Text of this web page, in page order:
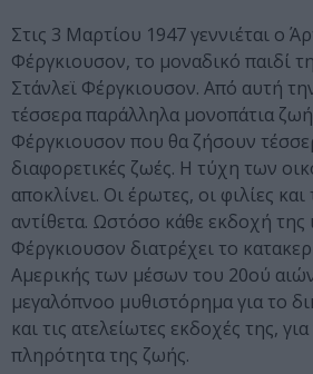
Στις 3 Μαρτίου 1947 γεννιέται ο
Φέργκιουσον, το μοναδικό παιδί
Στάνλεϊ Φέργκιουσον. Από αυτή
τέσσερα παράλληλα μονοπάτια
Φέργκιουσον που θα ζήσουν
διαφορετικές ζωές. Η τύχη των
αποκλίνει. Οι έρωτες, οι φιλίες
αντίθετα. Ωστόσο κάθε εκδοχή της
Φέργκιουσον διατρέχει το
Αμερικής των μέσων του 20ού
μεγαλόπνοο μυθιστόρημα για το
και τις ατελείωτες εκδοχές της,
πληρότητα της ζωής.